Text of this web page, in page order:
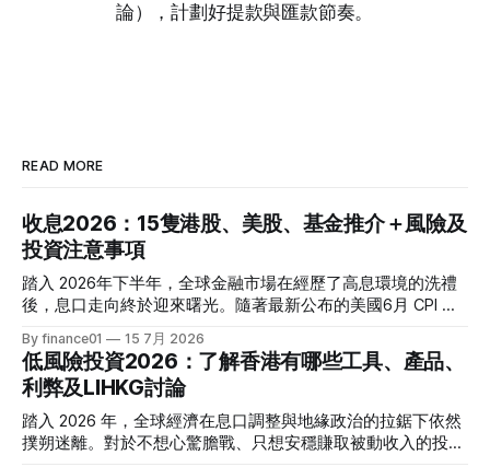
論），計劃好提款與匯款節奏。
READ MORE
收息2026：15隻港股、美股、基金推介＋風險及
投資注意事項
踏入 2026年下半年，全球金融市場在經歷了高息環境的洗禮
後，息口走向終於迎來曙光。隨著最新公布的美國6月 CPI 同
息的預期再度升溫。 當定期存款利率逐漸從高位回落，如何
將資金轉投至能夠產生穩定現金流的收息資產，成為了今年投
資理財的核心課題。本文特別為您搜集 2026 年 7 月最新市場
數據，盤點港股、美股及基金三大領域共 15 隻熱門收息工
具，並深度拆解背後的潛在風險，助您在新一季度穩健收息！
By finance01 15 7月 2026
低風險投資2026：了解香港有哪些工具、產品、
利弊及LIHKG討論
踏入 2026 年，全球經濟在息口調整與地緣政治的拉鋸下依然
撲朔迷離。對於不想心驚膽戰、只想安穩賺取被動收入的投資